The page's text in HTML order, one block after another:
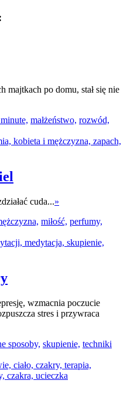
majtkach po domu, stał się nie
małżeństwo, rozwód,
cuda...»
miłość, perfumy,
wzmacnia poczucie
stres i przywraca
sposoby, skupienie, techniki